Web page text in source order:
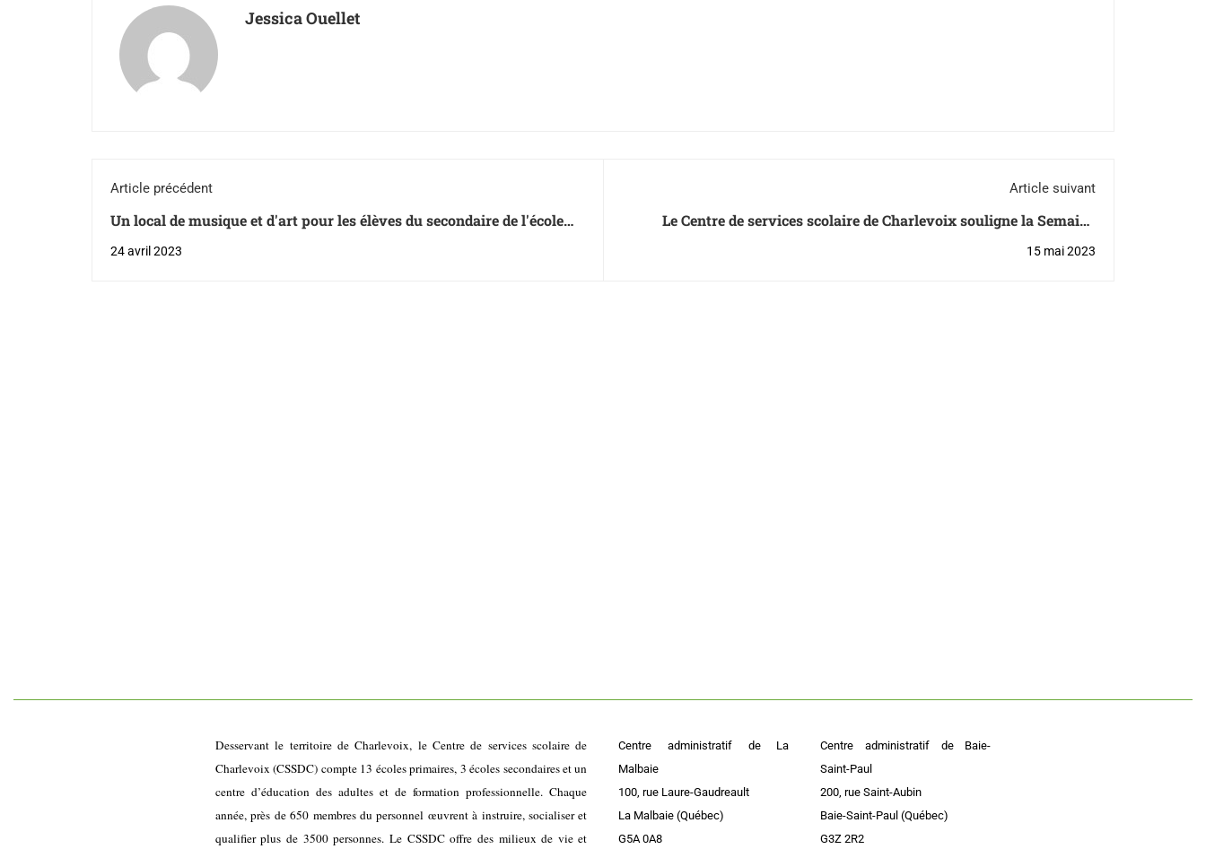
Jessica Ouellet
Article précédent
Un local de musique et d'art pour les élèves du secondaire de l'école
Saint-Pierre à L'Isle-aux-Coudres
24 avril 2023
Article suivant
Le Centre de services scolaire de Charlevoix souligne la Semaine
québécoise de la garde scolaire et la Semaine québécoise des familles
15 mai 2023
Desservant le territoire de Charlevoix, le Centre de services scolaire de
Charlevoix (CSSDC) compte 13 écoles primaires, 3 écoles secondaires et un
centre d’éducation des adultes et de formation professionnelle. Chaque
année, près de 650 membres du personnel œuvrent à instruire, socialiser et
qualifier plus de 3500 personnes. Le CSSDC offre des milieux de vie et
Centre administratif de La
Malbaie
100, rue Laure-Gaudreault
La Malbaie (Québec)
G5A 0A8
Centre administratif de Baie-
Saint-Paul
200, rue Saint-Aubin
Baie-Saint-Paul (Québec)
G3Z 2R2